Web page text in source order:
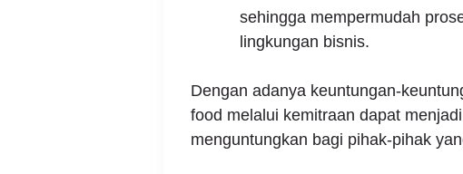
sehingga mempermudah
lingkungan bisnis.
Dengan adanya keuntungan-
food melalui kemitraan dapat
menguntungkan bagi pihak-pihak